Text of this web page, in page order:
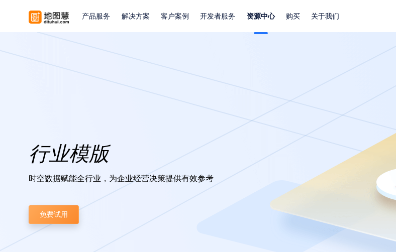
产品服务 解决方案 客户案例 开发者服务 资源中心 购买 关于我们
行业模版
时空数据赋能全行业，为企业经营决策提供有效参考
免费试用